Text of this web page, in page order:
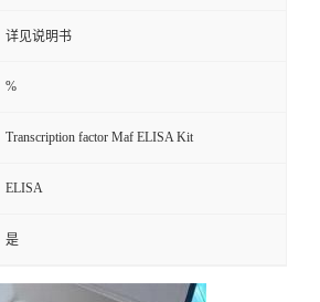
详见说明书
%
Transcription factor Maf ELISA Kit
ELISA
是